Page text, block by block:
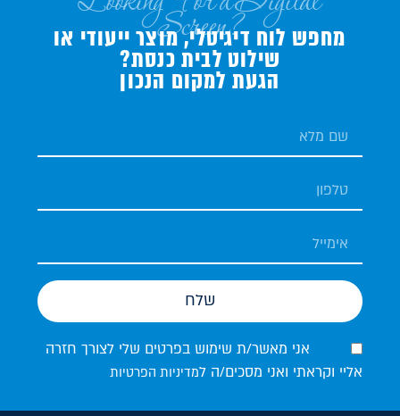
Screen?
מחפש לוח דיגיטלי, מוצר ייעודי או
שילוט לבית כנסת?
הגעת למקום הנכון
אני מאשר/ת שימוש בפרטים שלי לצורך חזרה
אליי וקראתי ואני מסכים/ה למדיניות הפרטיות
שלח